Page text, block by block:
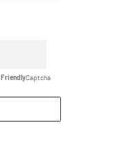
FriendlyCaptcha